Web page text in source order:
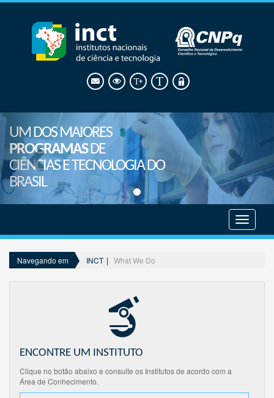
UM DOS MAIORES
PROGRAMASDE
CIÊNCIAS E TECNOLOGIA DO
BRASIL
menu
Navegando em INCT What We Do
ENCONTRE UM INSTITUTO
Clique no botão abaixo e consulte os Institutos de acordo com a
Área de Conhecimento.